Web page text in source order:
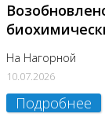
На Нагорной
10.07.2026
Подробнее